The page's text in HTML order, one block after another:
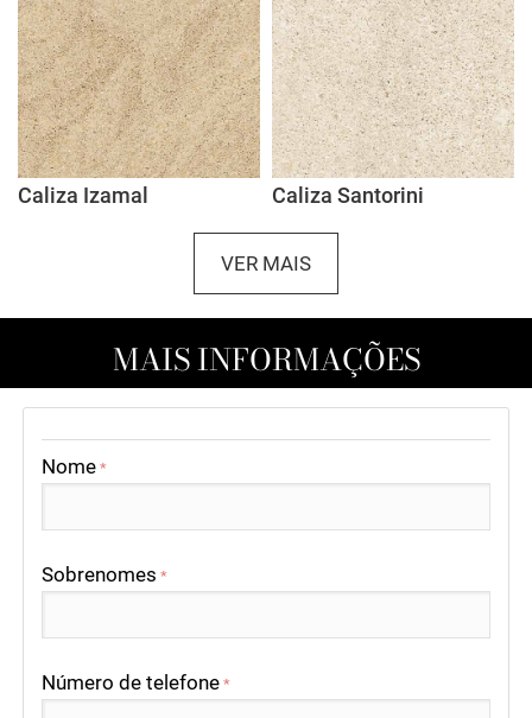
Caliza Izamal Caliza Santorini
VER MAIS
MAIS INFORMAÇÕES
Nome *
Sobrenomes *
Número de telefone *